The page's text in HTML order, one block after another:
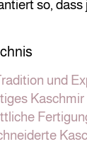
so,
und